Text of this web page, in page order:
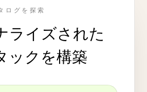
ログを探索
ライズされた
ックを構築